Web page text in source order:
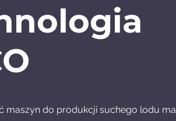
maszyn do produkcji suchego lodu ma